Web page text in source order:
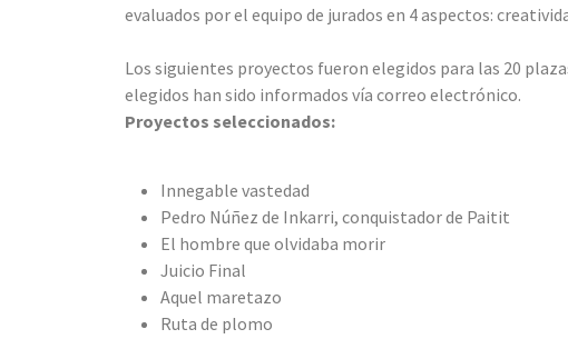
evaluados por el equipo de jurados en 4 aspectos:
Los siguientes proyectos fueron elegidos para las 20
elegidos han sido informados vía correo electrónico.
Proyectos seleccionados:
Innegable vastedad
Pedro Núñez de Inkarri, conquistador de Paitit
El hombre que olvidaba morir
Juicio Final
Aquel maretazo
Ruta de plomo